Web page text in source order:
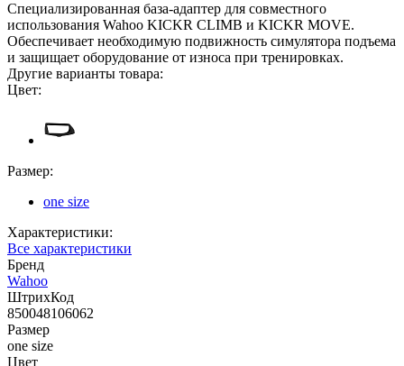
Специализированная база-адаптер для совместного
использования Wahoo KICKR CLIMB и KICKR MOVE.
Обеспечивает необходимую подвижность симулятора подъема
и защищает оборудование от износа при тренировках.
Другие варианты товара:
Цвет:
Размер:
one size
Характеристики:
Все характеристики
Бренд
Wahoo
ШтрихКод
850048106062
Размер
one size
Цвет